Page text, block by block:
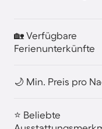
🏡 Verfügbare
Ferienunterkünfte
🌙 Min. Preis pro
⭐ Beliebte